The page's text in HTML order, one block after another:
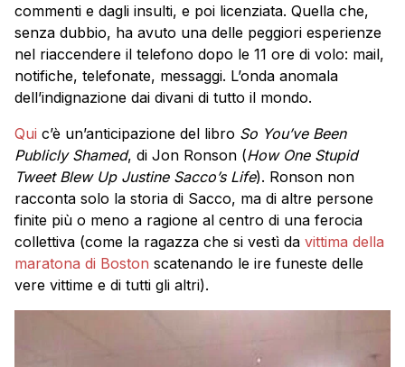
commenti e dagli insulti, e poi licenziata. Quella che,
senza dubbio, ha avuto una delle peggiori esperienze
nel riaccendere il telefono dopo le 11 ore di volo: mail,
notifiche, telefonate, messaggi. L’onda anomala
dell’indignazione dai divani di tutto il mondo.
Qui c’è un’anticipazione del libro So You’ve Been
Publicly Shamed, di Jon Ronson (How One Stupid
Tweet Blew Up Justine Sacco’s Life). Ronson non
racconta solo la storia di Sacco, ma di altre persone
finite più o meno a ragione al centro di una ferocia
collettiva (come la ragazza che si vestì da vittima della
maratona di Boston scatenando le ire funeste delle
vere vittime e di tutti gli altri).